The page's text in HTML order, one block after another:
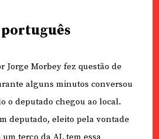
Jorge Morbey fez questão de
alguns minutos conversou
o deputado chegou ao local.
deputado, eleito pela vontade